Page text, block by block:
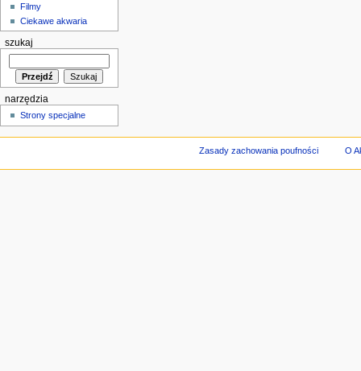
Filmy
Ciekawe akwaria
szukaj
narzędzia
Strony specjalne
Zasady zachowania poufności O